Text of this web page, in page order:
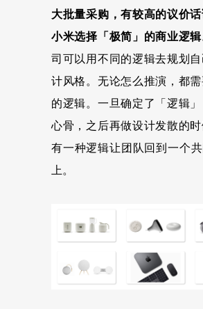
大批量采购，有较高的议价
小米选择「极简」的商业逻辑
司可以用不同的逻辑去规划
计风格。无论怎么推演，都
的逻辑。一旦确定了「逻辑
心骨，之后再做设计发散的
有一种逻辑让团队回到一个
上。